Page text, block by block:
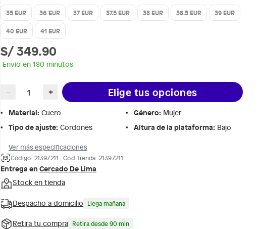
35 EUR 36 EUR 37 EUR 37.5 EUR 38 EUR 38.5 EUR
39 EUR
40 EUR
41 EUR
S/ 349.90
Envío en 180 minutos
− + Elige tus opciones
Material: Cuero Género: Mujer
Tipo de ajuste: Cordones Altura de la plataforma: Bajo
Ver más especificaciones
Código: 21397211 Cód. tienda: 21397211
Entrega en Cercado De Lima
Stock en tienda
Despacho a domicilio Llega mañana
Retira tu compra Retira desde 90 min